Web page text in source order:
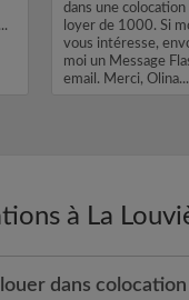
dans une colocation
loyer de 1000. Si
vous intéresse,
moi un Message
email. Merci, Olina...
à La
dans